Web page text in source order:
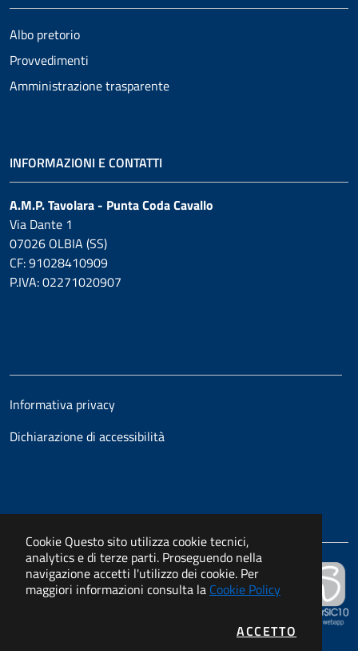
Cookie Questo sito utilizza cookie tecnici,
analytics e di terze parti. Proseguendo nella
navigazione accetti l'utilizzo dei cookie. Per
maggiori informazioni consulta la Cookie Policy
ACCETTO I
Albo pretorio
Provvedimenti
Amministrazione trasparente
INFORMAZIONI E CONTATTI
A.M.P. Tavolara - Punta Coda Cavallo
Via Dante 1
07026 OLBIA (SS)
CF: 91028410909
P.IVA: 02271020907
Informativa privacy
Dichiarazione di accessibilità
Powered by
APKAPPA s.r.l.